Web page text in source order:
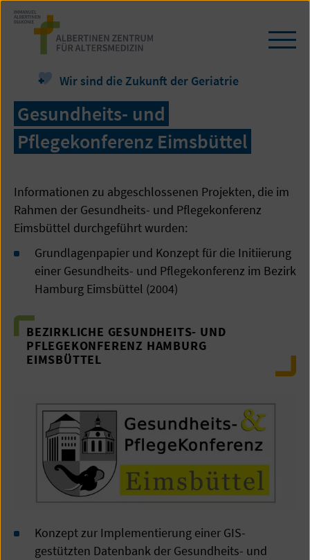
Zum
Seiteninhalt
springen
Wir sind die Zukunft der Geriatrie
Gesundheits- und
Pflegekonferenz Eimsbüttel
Informationen zu abgeschlossenen Projekten, die im
Rahmen der Gesundheits- und Pflegekonferenz
Eimsbüttel durchgeführt wurden:
Grundlagenpapier und Konzept für die Initiierung
einer Gesundheits- und Pflegekonferenz im Bezirk
Hamburg Eimsbüttel (2004)
BEZIRKLICHE GESUNDHEITS- UND
PFLEGEKONFERENZ HAMBURG
EIMSBÜTTEL
Konzept zur Implementierung einer GIS-
gestützten Datenbank der Gesundheits- und